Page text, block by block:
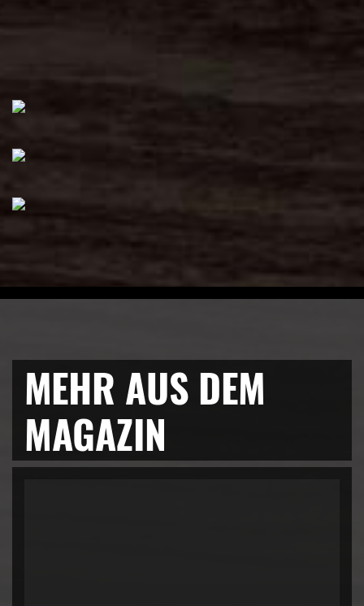
MEHR AUS DEM
MAGAZIN